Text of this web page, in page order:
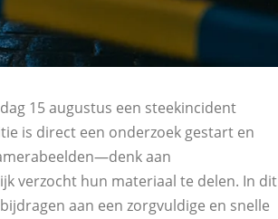
15 augustus een steekincident
is direct een onderzoek gestart en
aan
verzocht hun materiaal te delen. In dit
aan een zorgvuldige en snelle